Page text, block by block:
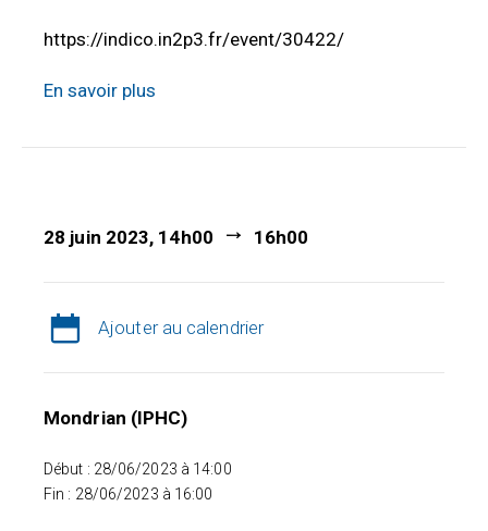
https://indico.in2p3.fr/event/30422/
En savoir plus
28 juin 2023, 14h00 16h00
Ajouter au calendrier
Mondrian (IPHC)
Début : 28/06/2023 à 14:00
Fin : 28/06/2023 à 16:00